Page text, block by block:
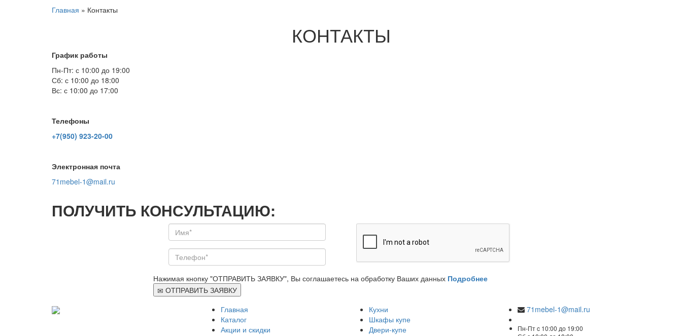
Главная » Контакты
КОНТАКТЫ
График работы
Пн-Пт: с 10:00 до 19:00
Сб: с 10:00 до 18:00
Вс: с 10:00 до 17:00
Телефоны
+7(950) 923-20-00
Электронная почта
71mebel-1@mail.ru
ПОЛУЧИТЬ КОНСУЛЬТАЦИЮ:
Нажимая кнопку "ОТПРАВИТЬ ЗАЯВКУ", Вы соглашаетесь на обработку Ваших данных Подробнее
ОТПРАВИТЬ ЗАЯВКУ
Главная
Каталог
Акции и скидки
Кухни
Шкафы купе
Двери-купе
71mebel-1@mail.ru
Пн-Пт c 10:00 до 19:00